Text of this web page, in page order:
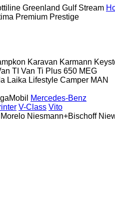
Greenland Gulf Stream
Premium Prestige
Karavan Karmann
TI Van Ti Plus 650 MEG
Laika Lifestyle Camper MAN
Mercedes-Benz
V-Class Vito
Morelo Niesmann+Bischoff